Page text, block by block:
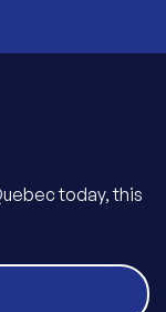
today, this